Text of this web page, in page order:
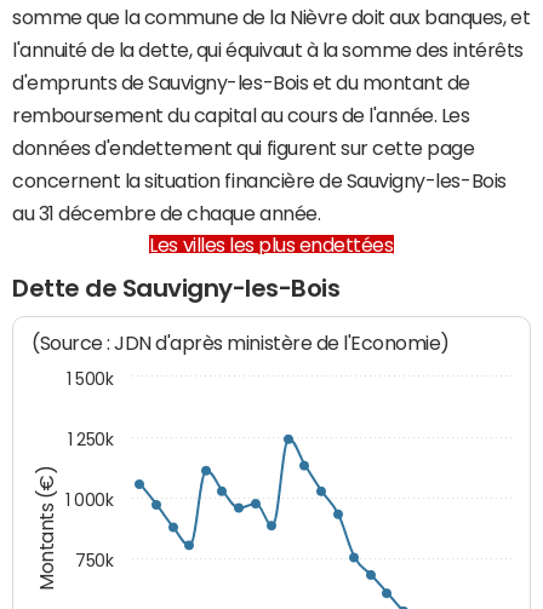
somme que la commune de la Nièvre doit aux banques, et
l'annuité de la dette, qui équivaut à la somme des intérêts
d'emprunts de Sauvigny-les-Bois et du montant de
remboursement du capital au cours de l'année. Les
données d'endettement qui figurent sur cette page
concernent la situation financière de Sauvigny-les-Bois
au 31 décembre de chaque année.
Les villes les plus endettées
Dette de Sauvigny-les-Bois
Montants (€)
(Source : JDN d'après ministère de l'Economie)
750k
1 000k
1 250k
1 500k